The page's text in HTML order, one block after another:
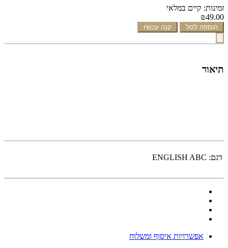
זמינות: קיים במלאי
₪49.00
הוספה לסל קנה עכשיו
תיאור
דגם: ENGLISH ABC
אפשרויות איסוף ומשלוח